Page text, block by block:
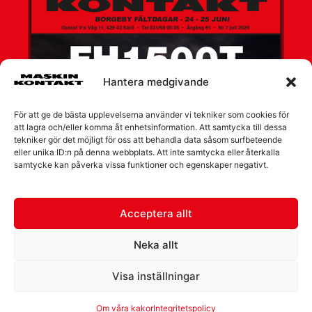
Hantera medgivande
För att ge de bästa upplevelserna använder vi tekniker som cookies för
att lagra och/eller komma åt enhetsinformation. Att samtycka till dessa
tekniker gör det möjligt för oss att behandla data såsom surfbeteende
eller unika ID:n på denna webbplats. Att inte samtycka eller återkalla
samtycke kan påverka vissa funktioner och egenskaper negativt.
Acceptera allt
Neka allt
Visa inställningar
Om våra kakorIntegritetspolicy